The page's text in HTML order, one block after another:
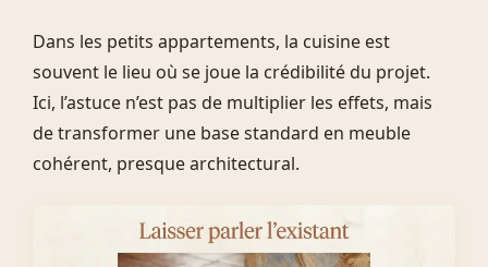
Dans les petits appartements, la cuisine est
souvent le lieu où se joue la crédibilité du projet.
Ici, l’astuce n’est pas de multiplier les effets, mais
de transformer une base standard en meuble
cohérent, presque architectural.